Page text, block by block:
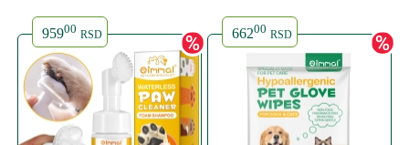
95900 RSD 66200 RSD